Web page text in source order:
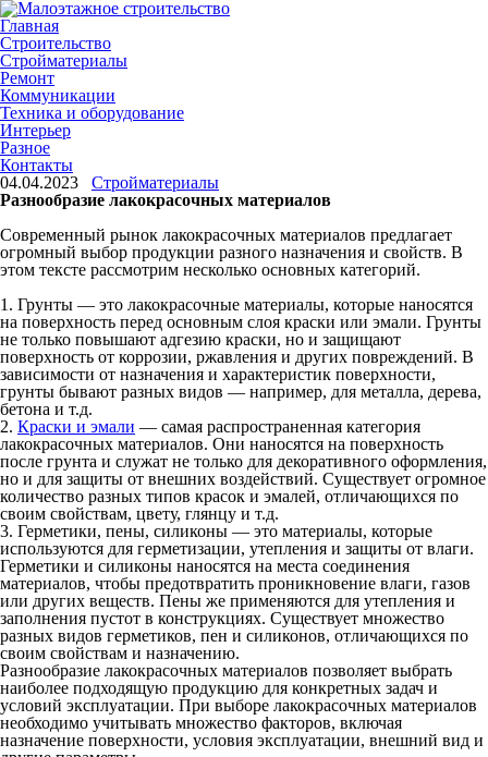
Главная
Строительство
Стройматериалы
Ремонт
Коммуникации
Техника и оборудование
Интерьер
Разное
Контакты
04.04.2023
Стройматериалы
Разнообразие лакокрасочных материалов
Современный рынок лакокрасочных материалов предлагает
огромный выбор продукции разного назначения и свойств. В
этом тексте рассмотрим несколько основных категорий.
1. Грунты — это лакокрасочные материалы, которые наносятся
на поверхность перед основным слоя краски или эмали. Грунты
не только повышают адгезию краски, но и защищают
поверхность от коррозии, ржавления и других повреждений. В
зависимости от назначения и характеристик поверхности,
грунты бывают разных видов — например, для металла, дерева,
бетона и т.д.
2. Краски и эмали — самая распространенная категория
лакокрасочных материалов. Они наносятся на поверхность
после грунта и служат не только для декоративного оформления,
но и для защиты от внешних воздействий. Существует огромное
количество разных типов красок и эмалей, отличающихся по
своим свойствам, цвету, глянцу и т.д.
3. Герметики, пены, силиконы — это материалы, которые
используются для герметизации, утепления и защиты от влаги.
Герметики и силиконы наносятся на места соединения
материалов, чтобы предотвратить проникновение влаги, газов
или других веществ. Пены же применяются для утепления и
заполнения пустот в конструкциях. Существует множество
разных видов герметиков, пен и силиконов, отличающихся по
своим свойствам и назначению.
Разнообразие лакокрасочных материалов позволяет выбрать
наиболее подходящую продукцию для конкретных задач и
условий эксплуатации. При выборе лакокрасочных материалов
необходимо учитывать множество факторов, включая
назначение поверхности, условия эксплуатации, внешний вид и